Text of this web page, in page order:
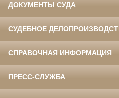
ДОКУМЕНТЫ СУДА
СУДЕБНОЕ
СПРАВОЧНАЯ ИНФОРМАЦИЯ
ПРЕСС-СЛУЖБА